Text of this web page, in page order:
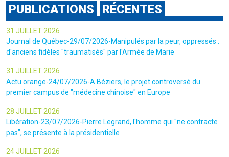
PUBLICATIONS RÉCENTES
31 JUILLET 2026
Journal de Québec-29/07/2026-Manipulés par la peur, oppressés :
d'anciens fidèles "traumatisés" par l'Armée de Marie
31 JUILLET 2026
Actu orange-24/07/2026-A Béziers, le projet controversé du
premier campus de "médecine chinoise" en Europe
28 JUILLET 2026
Libération-23/07/2026-Pierre Legrand, l'homme qui "ne contracte
pas", se présente à la présidentielle
24 JUILLET 2026